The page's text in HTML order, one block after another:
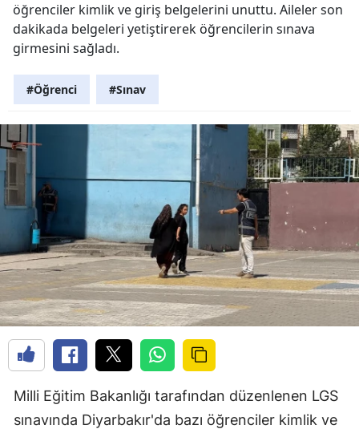
öğrenciler kimlik ve giriş belgelerini unuttu. Aileler son
dakikada belgeleri yetiştirerek öğrencilerin sınava
girmesini sağladı.
#Öğrenci #Sınav
Milli Eğitim Bakanlığı tarafından düzenlenen LGS
sınavında Diyarbakır'da bazı öğrenciler kimlik ve